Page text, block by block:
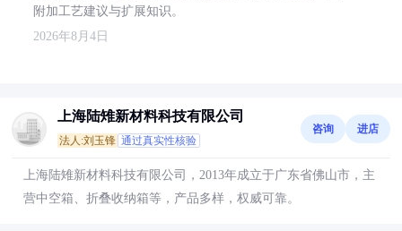
附加工艺建议与扩展知识。
2026年8月4日
上海陆雉新材料科技有限公司
法人:刘玉锋 通过真实性核验
咨询 进店
上海陆雉新材料科技有限公司，2013年成立于广东省佛山市，主
营中空箱、折叠收纳箱等，产品多样，权威可靠。